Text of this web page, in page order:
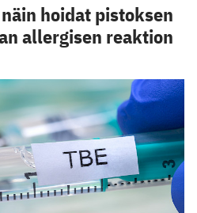
hoidat pistoksen
allergisen reaktion